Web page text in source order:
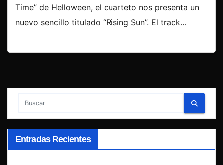
Time” de Helloween, el cuarteto nos presenta un
nuevo sencillo titulado “Rising Sun”. El track…
Entradas Recientes